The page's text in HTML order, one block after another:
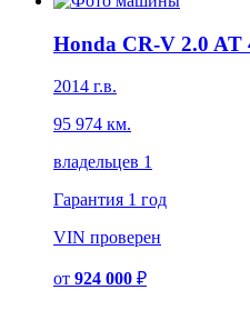
Honda CR-V 2.0 AT
2014 г.в.
95 974 км.
владельцев 1
Гарантия 1 год
VIN проверен
от 924 000 ₽